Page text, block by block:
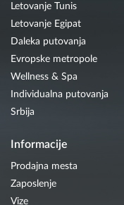
Letovanje Tunis
Letovanje Egipat
Daleka putovanja
Evropske metropole
Wellness & Spa
Individualna putovanja
Srbija
Informacije
Prodajna mesta
Zaposlenje
Vize